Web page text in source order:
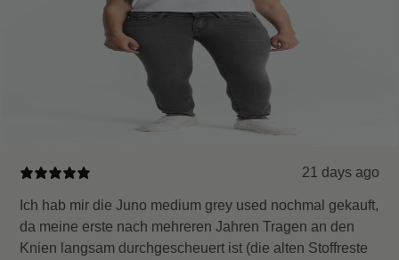
21 days ago
Ich hab mir die Juno medium grey used nochmal gekauft,
da meine erste nach mehreren Jahren Tragen an den
Knien langsam durchgescheuert ist (die alten Stoffreste